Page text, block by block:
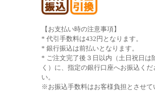
【お支払い時の注意事項】
* 代引手数料は432円となります。
* 銀行振込は前払いとなります。
* ご注文完了後３日以内（土日祝日は
く）に、指定の銀行口座へお振込くだ
い。
※お振込手数料はお客様負担とさせて